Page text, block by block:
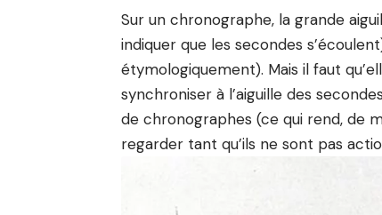
Sur un chronographe, la grande
indiquer que les secondes
étymologiquement). Mais il faut
synchroniser à l’aiguille des
de chronographes (ce qui rend, de
regarder tant qu’ils ne sont pas